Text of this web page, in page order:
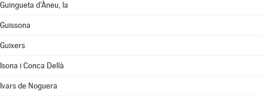
Guingueta d'Àneu, la
Guissona
Guixers
Isona i Conca Dellà
Ivars de Noguera